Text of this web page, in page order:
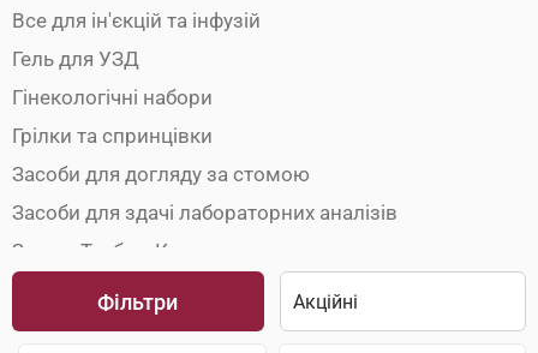
Все для ін'єкцій та інфузій
Гель для УЗД
Гінекологічні набори
Грілки та спринцівки
Засоби для догляду за стомою
Засоби для здачі лабораторних аналізів
Зонди, Трубки, Катетери
Інструменти для анестезії
Кільця маткові
Фільтри